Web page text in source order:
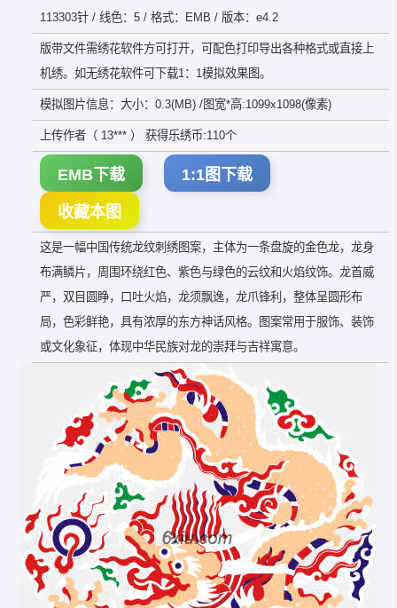
113303针 / 线色：5 / 格式：EMB / 版本：e4.2
版带文件需绣花软件方可打开，可配色打印导出各种格式或直接上
机绣。如无绣花软件可下载1：1模拟效果图。
模拟图片信息：大小：0.3(MB) /图宽*高:1099x1098(像素)
上传作者（ 13*** ） 获得乐绣币:110个
EMB下载 1:1图下载
收藏本图
这是一幅中国传统龙纹刺绣图案，主体为一条盘旋的金色龙，龙身
布满鳞片，周围环绕红色、紫色与绿色的云纹和火焰纹饰。龙首威
严，双目圆睁，口吐火焰，龙须飘逸，龙爪锋利，整体呈圆形布
局，色彩鲜艳，具有浓厚的东方神话风格。图案常用于服饰、装饰
或文化象征，体现中华民族对龙的崇拜与吉祥寓意。